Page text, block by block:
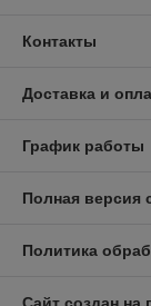
Контакты
Доставка и
График работы
Полная версия
Политика